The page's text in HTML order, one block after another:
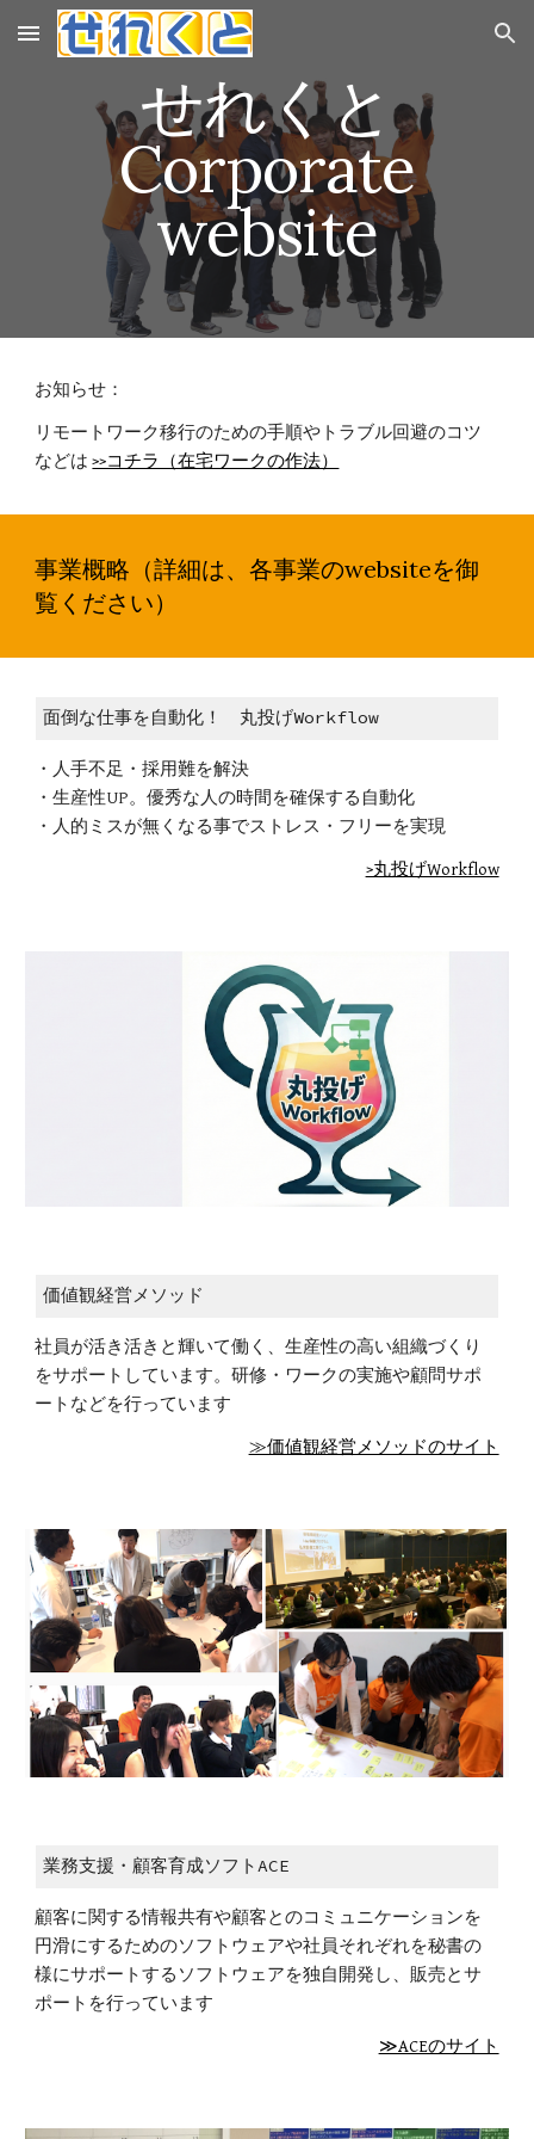
Skip to main content Skip to navigation
せれくと
Corporate
website
お知らせ：
リモートワーク移行のための手順やトラブル回避のコツ
などは>>コチラ（在宅ワークの作法）
事業概略（詳細は、各事業のwebsiteを御
覧ください）
面倒な仕事を自動化！ 丸投げWorkflow
・人手不足・採用難を解決
・生産性UP。優秀な人の時間を確保する自動化
・人的ミスが無くなる事でストレス・フリーを実現
>丸投げWorkflow
価値観経営メソッド
社員が活き活きと輝いて働く、生産性の高い組織づくり
をサポートしています。研修・ワークの実施や顧問サポ
ートなどを行っています
≫価値観経営メソッドのサイト
業務支援・顧客育成ソフトACE
顧客に関する情報共有や顧客とのコミュニケーションを
円滑にするためのソフトウェアや社員それぞれを秘書の
様にサポートするソフトウェアを独自開発し、販売とサ
ポートを行っています
≫ACEのサイト